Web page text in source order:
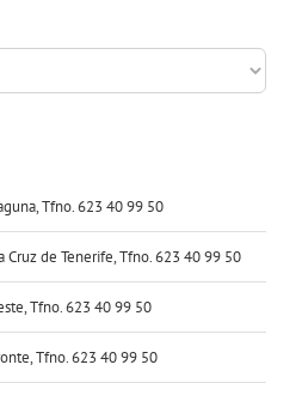
Tfno. 623 40 99 50
Cruz de Tenerife, Tfno. 623 40 99 50
Tfno. 623 40 99 50
Tfno. 623 40 99 50